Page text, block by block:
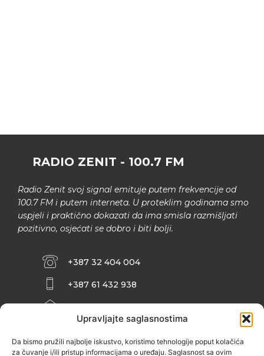
Upravljajte saglasnostima
Da bismo pružili najbolje iskustvo, koristimo tehnologije poput kolačića
za čuvanje i/ili pristup informacijama o uređaju. Saglasnost sa ovim
RADIO ZENIT - 100.7 FM
Radio Zenit svoj signal emituje putem frekvencije od
100.7 FM i putem interneta. U proteklim godinama smo
uspjeli i praktično dokazati da ima smisla razmišljati
pozitivno, osjećati se dobro i biti bolji.
+387 32 404 004
+387 61 432 938
INFO@ZENIT.BA
ZENIČANKA, 3. SPRAT), 72000 ZENICA